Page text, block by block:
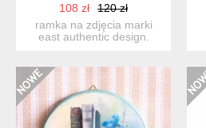
108 zł
120 zł
ramka na zdjęcia marki
east authentic design.